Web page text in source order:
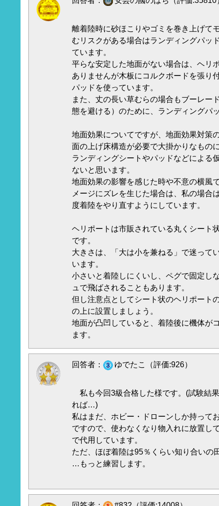
離着陸時に砂ほこりやゴミを巻き上げて
むリスクがある場合はランディングパッ
ています。
平らな安定した地面がない場合は、ヘリ
ありませんが木板にコルクボードを張り
パッドを使っています。
また、丈の長い草むらの場合もブーレー
態を避ける）のために、ランディングパ
地面効果についてですが、地面効果対策
面の上げ床構造が必要で大掛かりなもの
ランディングシートやパッドなどによる
ないと思います。
地面効果の影響を感じた時や不意の横風
メージにズレを生じた場合は、私の場合
度着陸をやり直すようにしています。
ヘリポートは市販されている丸くシート
です。
大きさは、「大は小を兼ねる」で迷って
います。
小さいと着陸しにくいし、ペグで固定し
ュで飛ばされることもあります。
但し注意点としてシート状のヘリポート
の上に設置しましょう。
地面が凸凹していると、着陸後に機体が
ます。
回答者： ゆでたこ（評価:926）
私も今回3級合格した様です。(試験結
れば…)
私はまだ、ホビー・ドローンしか持って
ですので、使わなくなり物入れに放置し
で代用しています。
ただ、ほぼ着陸は95％くらい知り合いの
…もっと練習します。